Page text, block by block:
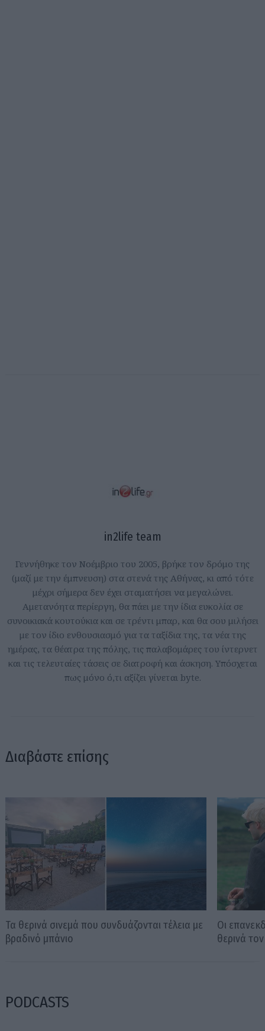
in2life team
Γεννήθηκε τον Νοέμβριο του 2005, βρήκε τον δρόμο της
(μαζί με την έμπνευση) στα στενά της Αθήνας, κι από τότε
μέχρι σήμερα δεν έχει σταματήσει να μεγαλώνει.
Αμετανόητα περίεργη, θα πάει με την ίδια ευκολία σε
συνοικιακά κουτούκια και σε τρέντι μπαρ, και θα σου μιλήσει
με τον ίδιο ενθουσιασμό για τα ταξίδια της, τα νέα της
ημέρας, τα θέατρα της πόλης, τις παλαβομάρες του ίντερνετ
και τις τελευταίες τάσεις σε διατροφή και άσκηση. Υπόσχεται
πως μόνο ό,τι αξίζει γίνεται byte.
Διαβάστε επίσης
Τα θερινά σινεμά που συνδυάζονται τέλεια με
βραδινό μπάνιο
Οι
θερινά
PODCASTS